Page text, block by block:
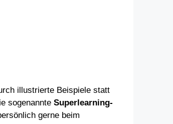
illustrierte Beispiele statt
sogenannte Superlearning-
gerne beim